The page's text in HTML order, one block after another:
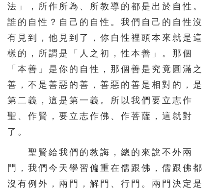
法」，所作所為、所教導的都是出於自性。
誰的自性？自己的自性。我們自己的自性沒
有見到，他見到了，你自性裡頭本來就是這
樣的，所謂是「人之初，性本善」。那個
「本善」是你的自性，那個善是究竟圓滿之
善，不是善惡的善，善惡的善是相對的，是
第二義，這是第一義。所以我們要立志作
聖、作賢，要立志作佛、作菩薩，這就對
了。
聖賢給我們的教誨，總的來說不外兩
門，我們今天學習偏重在儒跟佛，儒跟佛都
沒有例外，兩門，解門、行門。兩門決定是